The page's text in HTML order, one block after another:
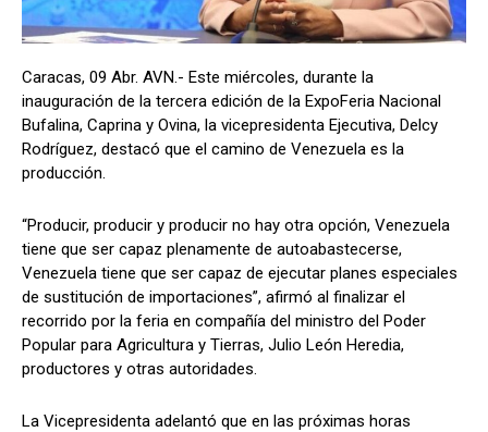
Caracas, 09 Abr. AVN.- Este miércoles, durante la
inauguración de la tercera edición de la ExpoFeria Nacional
Bufalina, Caprina y Ovina, la vicepresidenta Ejecutiva, Delcy
Rodríguez, destacó que el camino de Venezuela es la
producción.
“Producir, producir y producir no hay otra opción, Venezuela
tiene que ser capaz plenamente de autoabastecerse,
Venezuela tiene que ser capaz de ejecutar planes especiales
de sustitución de importaciones”, afirmó al finalizar el
recorrido por la feria en compañía del ministro del Poder
Popular para Agricultura y Tierras, Julio León Heredia,
productores y otras autoridades.
La Vicepresidenta adelantó que en las próximas horas